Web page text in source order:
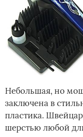
Небольшая, но
заключена в
пластика.
шерстью любой